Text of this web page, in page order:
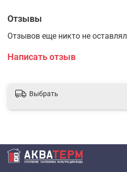
Отзывы
Отзывов еще никто не оставлял
Написать отзыв
Выбрать